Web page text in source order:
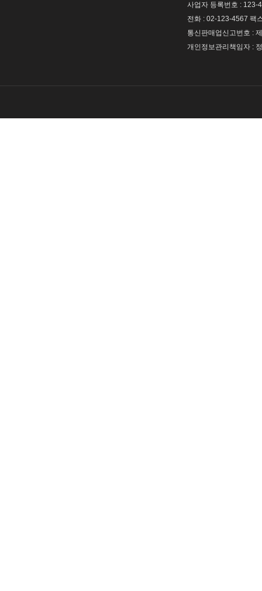
사업자 등록번호 : 123-
전화 : 02-123-4567 팩
통신판매업신고번호 :
개인정보관리책임자 :